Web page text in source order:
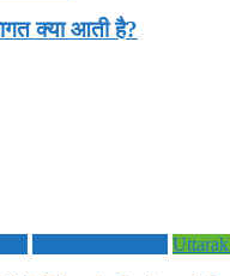
क्या आती है?